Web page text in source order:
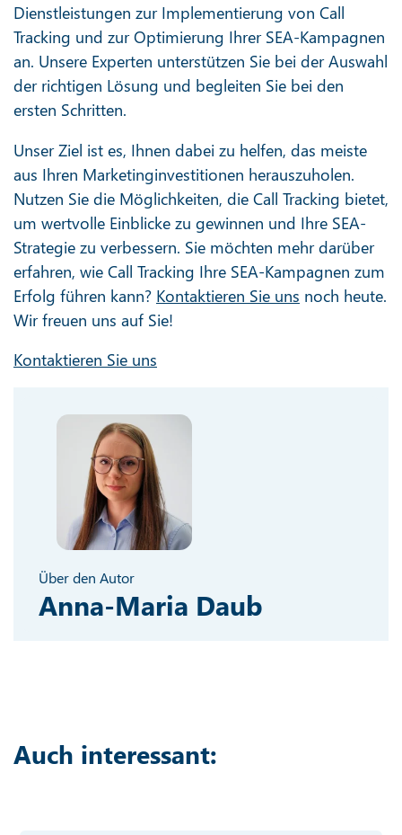
Dienstleistungen zur Implementierung von Call
Tracking und zur Optimierung Ihrer SEA-Kampagnen
an. Unsere Experten unterstützen Sie bei der Auswahl
der richtigen Lösung und begleiten Sie bei den
ersten Schritten.
Unser Ziel ist es, Ihnen dabei zu helfen, das meiste
aus Ihren Marketinginvestitionen herauszuholen.
Nutzen Sie die Möglichkeiten, die Call Tracking bietet,
um wertvolle Einblicke zu gewinnen und Ihre SEA-
Strategie zu verbessern. Sie möchten mehr darüber
erfahren, wie Call Tracking Ihre SEA-Kampagnen zum
Erfolg führen kann? Kontaktieren Sie uns noch heute.
Wir freuen uns auf Sie!
Kontaktieren Sie uns
Über den Autor
Anna-Maria Daub
Auch interessant: